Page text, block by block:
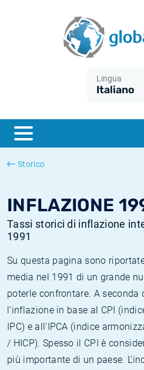
Lingua
Italiano
Storico
INFLAZIONE
Tassi storici di inflazione
1991
Su questa pagina sono
media nel 1991 di un grande
poterle confrontare. A
l'inflazione in base al CPI
IPC) e all'IPCA (indice
/ HICP). Spesso il CPI è
più importante di un paese.
ESTER
SONIA
Cos'è l'inflazione CPI?
Cos'è l'inflazione HICP?
Inflazione Italia
Inflazione Stati Uniti
Tassi storici Euribor
Tassi storici di SONIA
Tassi storici di TONAR
Calcolatore dell’inflazione